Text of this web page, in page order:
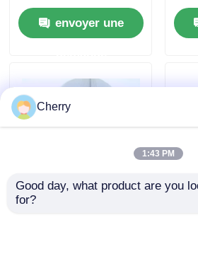
d'aluminium à
extrusion par choc
envoyer une
Profil d'arc en alliage
Cherry
1:43 PM
Good day, what product are you
for?